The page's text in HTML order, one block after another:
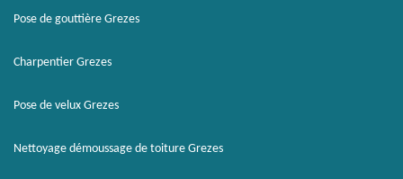
Pose de gouttière Grezes
Charpentier Grezes
Pose de velux Grezes
Nettoyage démoussage de toiture Grezes